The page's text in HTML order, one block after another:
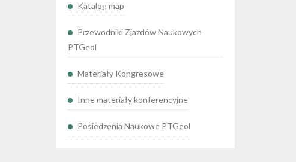
Katalog map
Przewodniki Zjazdów Naukowych
PTGeol
Materiały Kongresowe
Inne materiały konferencyjne
Posiedzenia Naukowe PTGeol